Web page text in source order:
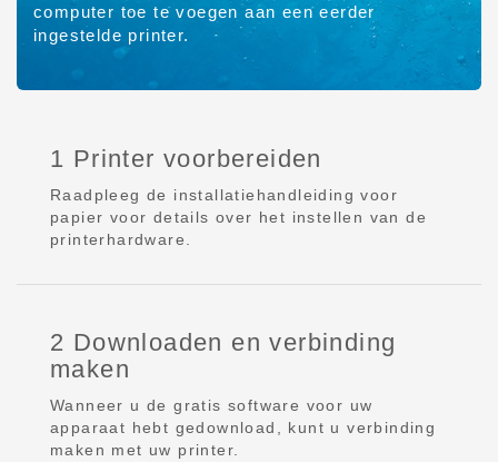
computer toe te voegen aan een eerder
ingestelde printer.
1 Printer voorbereiden
Raadpleeg de installatiehandleiding voor
papier voor details over het instellen van de
printerhardware.
2 Downloaden en verbinding
maken
Wanneer u de gratis software voor uw
apparaat hebt gedownload, kunt u verbinding
maken met uw printer.